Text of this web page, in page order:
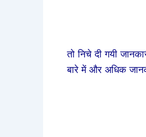
तो निचे दी गयी
बारे में और अधिक